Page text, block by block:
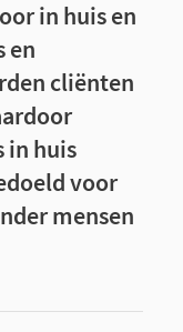
in huis en
en
cliënten
in huis
voor
mensen